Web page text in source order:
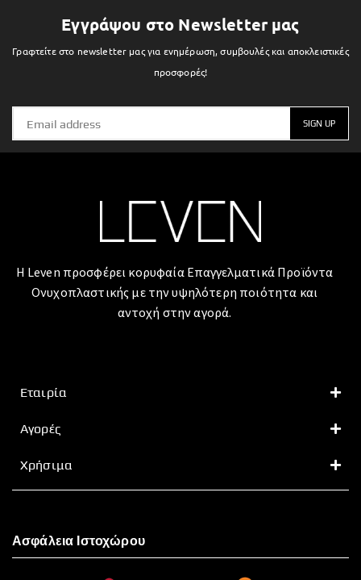
Εγγράψου στο Newsletter μας
Γραφτείτε στο newsletter μας για ενημέρωση, συμβουλές και αποκλειστικές
προσφορές!
Η Leven προσφέρει κορυφαία Επαγγελματικά Προϊόντα
Ονυχοπλαστικής με την υψηλότερη ποιότητα και
αντοχή στην αγορά.
Εταιρία
Αγορές
Χρήσιμα
Ασφάλεια Ιστοχώρου